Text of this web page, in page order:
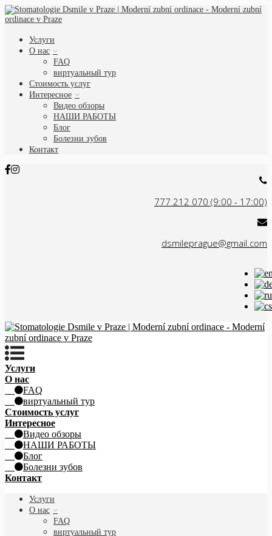
Услуги
О нас
FAQ
виртуальный тур
Стоимость услуг
Интересное
Видео обзоры
НАШИ РАБОТЫ
Блог
Болезни зубов
Контакт
777 212 070 (9:00 - 17:00)
dsmileprague@gmail.com
Услуги
О нас
FAQ
виртуальный тур
Стоимость услуг
Интересное
Видео обзоры
НАШИ РАБОТЫ
Блог
Болезни зубов
Контакт
Услуги
О нас
FAQ
виртуальный тур